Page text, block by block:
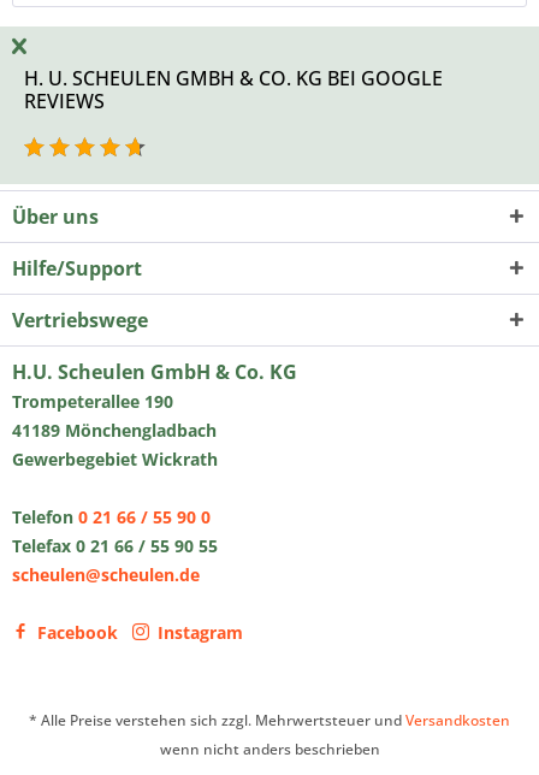
H. U. SCHEULEN GMBH & CO. KG BEI GOOGLE
REVIEWS
Über uns
Hilfe/Support
Vertriebswege
H.U. Scheulen GmbH & Co. KG
Trompeterallee 190
41189 Mönchengladbach
Gewerbegebiet Wickrath
Telefon 0 21 66 / 55 90 0
Telefax 0 21 66 / 55 90 55
scheulen@scheulen.de
Facebook Instagram
* Alle Preise verstehen sich zzgl. Mehrwertsteuer undVersandkosten
wenn nicht anders beschrieben